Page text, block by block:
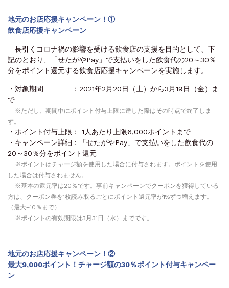
地元のお店応援キャンペーン！①
飲食店応援キャンペーン
長引くコロナ禍の影響を受ける飲食店の支援を目的として、下
記のとおり、「せたがやPay」で支払いをした飲食代の20～30％
分をポイント還元する飲食店応援キャンペーンを実施します。
・対象期間 ：2021年2月20日（土）から3月19日（金）ま
で
※ただし、期間中にポイント付与上限に達した際はその時点で終了しま
す。
・ポイント付与上限： 1人あたり上限6,000ポイントまで
・キャンペーン詳細：「せたがやPay」で支払いをした飲食代の
20～30％分をポイント還元
※ポイントはチャージ額を使用した場合に付与されます。ポイントを使用
した場合は付与されません。
※基本の還元率は20％です。事前キャンペーンでクーポンを獲得している
方は、クーポン券を1枚読み取るごとにポイント還元率が1%ずつ増えます。
（最大+10％まで）
※ポイントの有効期限は3月31日（水）までです。
地元のお店応援キャンペーン！②
最大9,000ポイント！チャージ額の30％ポイント付与キャンペー
ン